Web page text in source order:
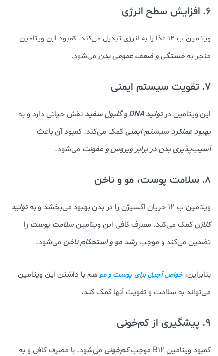
6. افزایش سطح انرژی
ویتامین ب 12 غذا را به انرژی تبدیل می‌کند. کمبود این ویتامین
منجر بهخستگی و ضعف عمومی بدن می‌شود.
7. تقویت سیستم ایمنی
این ویتامین درتولید DNA و گلبول‌ سفید
نقش حیاتی دارد و به
بهبود عملکرد سیستم ایمنیکمک می‌کند. کمبود آن باعث
آسیب‌پذیری بدن در برابر ویروس و عفونت‌ می‌شود.
8. سلامت پوست، مو و ناخن
ویتامین ب 12 جریان اکسیژن را در بدن بهبود می‌بخشد و به
تولید
کلاژنکمک می‌کند. مصرف کافی این ویتامینسلامت پوست را
تضمین می‌کند و موجبرشد مو و استحکام ناخن‌ می‌شود.
بنابراین، خواص آجیل برای پوست و موهم با داشتن این ویتامین
می‌تواند به سلامت و تقویت آنها کمک کند.
9. پیشگیری از کم‌خونی
کمبود ویتامین B12 موجب کم‌خونی می‌شود. با مصرف کافی و به